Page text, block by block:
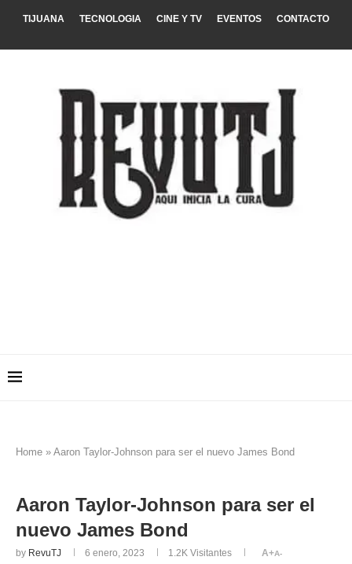
TIJUANA TECNOLOGIA CINE Y TV EVENTOS CONTACTO
Home » Aaron Taylor-Johnson para ser el nuevo James Bond
Aaron Taylor-Johnson para ser el
nuevo James Bond
by RevuTJ 6 enero, 2023 1.2K Visitantes A+A-